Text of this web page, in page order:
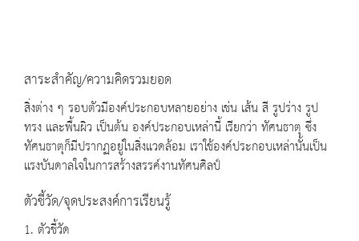
สาระสำคัญ/ความคิดรวมยอด
สิ่งต่าง ๆ รอบตัวมีองค์ประกอบหลายอย่าง เช่น เส้น สี รูปร่าง รูป
ทรง และพื้นผิว เป็นต้น องค์ประกอบเหล่านี้ เรียกว่า ทัศนธาตุ ซึ่ง
ทัศนธาตุก็มีปรากฏอยู่ในสิ่งแวดล้อม เราใช้องค์ประกอบเหล่านั้นเป็น
แรงบันดาลใจในการสร้างสรรค์งานทัศนศิลป์
ตัวชี้วัด/จุดประสงค์การเรียนรู้
1. ตัวชี้วัด